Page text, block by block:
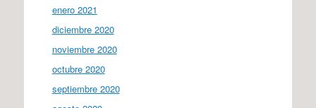
enero 2021
diciembre 2020
noviembre 2020
octubre 2020
septiembre 2020